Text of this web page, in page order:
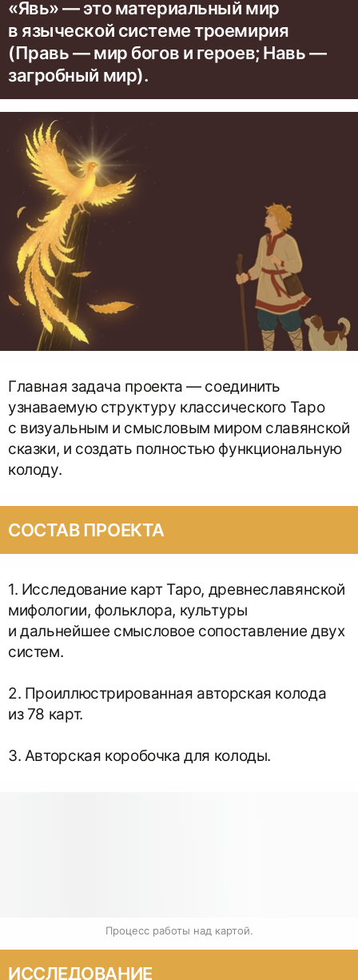
«Явь» — это материальный мир
в языческой системе троемирия
(Правь — мир богов и героев; Навь —
загробный мир).
Главная задача проекта — соединить
узнаваемую структуру классического Таро
с визуальным и смысловым миром славянской
сказки, и создать полностью функциональную
колоду.
СОСТАВ ПРОЕКТА
1. Исследование карт Таро, древнеславянской
мифологии, фольклора, культуры
и дальнейшее смысловое сопоставление двух
систем.
2. Проиллюстрированная авторская колода
из 78 карт.
3. Авторская коробочка для колоды.
Процесс работы над картой.
ИССЛЕДОВАНИЕ